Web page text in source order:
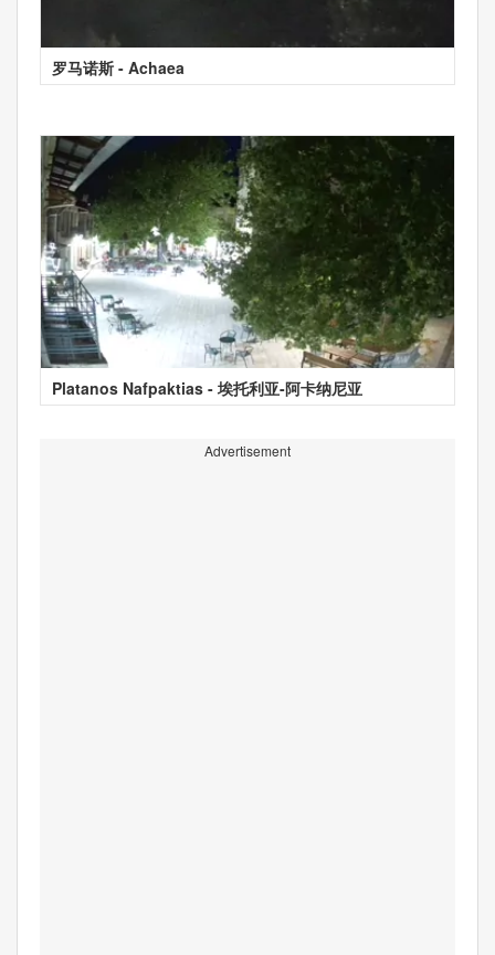
罗马诺斯 - Achaea
Platanos Nafpaktias - 埃托利亚-阿卡纳尼亚
Advertisement